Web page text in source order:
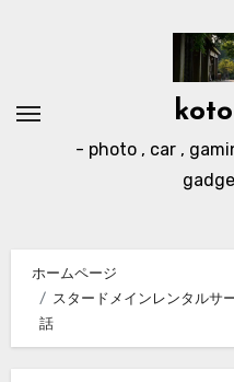
- photo , car ,
ホームページ
スタードメインレンタルサ
話